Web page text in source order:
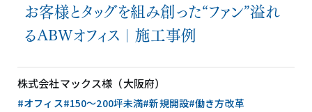
お客様とタッグを組み創った“ファン”溢れ
るABWオフィス｜施工事例
株式会社マックス様（大阪府）
#オフィス#150〜200坪未満#新規開設#働き方改革